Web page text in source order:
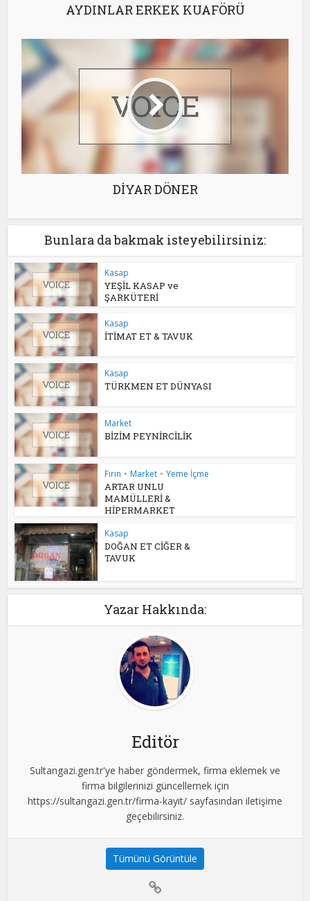
AYDINLAR ERKEK KUAFÖRÜ
DİYAR DÖNER
Bunlara da bakmak isteyebilirsiniz:
Kasap
YEŞİL KASAP ve
ŞARKÜTERİ
Kasap
İTİMAT ET & TAVUK
Kasap
TÜRKMEN ET DÜNYASI
Market
BİZİM PEYNİRCİLİK
Fırın • Market • Yeme İçme
ARTAR UNLU
MAMÜLLERİ &
HİPERMARKET
Kasap
DOĞAN ET CİĞER &
TAVUK
Yazar Hakkında:
Editör
Sultangazi.gen.tr'ye haber göndermek, firma eklemek ve
firma bilgilerinizi güncellemek için
https://sultangazi.gen.tr/firma-kayit/ sayfasından iletişime
geçebilirsiniz.
Tümünü Görüntüle